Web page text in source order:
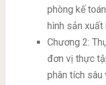
phòng kế
hình sản xuất
Chương 2:
đơn vị thực
phân tích sâu